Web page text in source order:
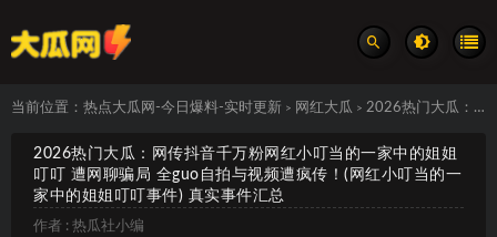
当前位置： 热点大瓜网-今日爆料-实时更新 > 网红大瓜 > 2026热门大瓜：网传抖音千万粉网红小叮当的一家中的姐姐叮叮 遭网聊骗局 全guo自拍与视频遭疯传！(网红小叮当的一家中的姐姐叮叮事件) 真实事件汇总
2026热门大瓜：网传抖音千万粉网红小叮当的一家中的姐姐
叮叮 遭网聊骗局 全guo自拍与视频遭疯传！(网红小叮当的一
家中的姐姐叮叮事件) 真实事件汇总
作者 : 热瓜社小编